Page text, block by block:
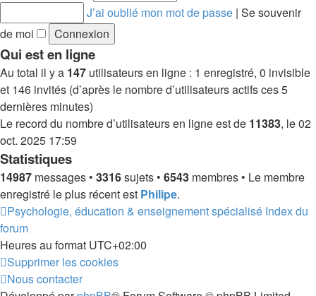
J’ai oublié mon mot de passe | Se souvenir
de moi
Qui est en ligne
Au total il y a 147 utilisateurs en ligne : 1 enregistré, 0 invisible
et 146 invités (d’après le nombre d’utilisateurs actifs ces 5
dernières minutes)
Le record du nombre d’utilisateurs en ligne est de 11383, le 02
oct. 2025 17:59
Statistiques
14987 messages • 3316sujets • 6543 membres • Le membre
enregistré le plus récent est Philipe.
Psychologie, éducation & enseignement spécialisé Index du
forum
Heures au format UTC+02:00
Supprimer les cookies
Nous contacter